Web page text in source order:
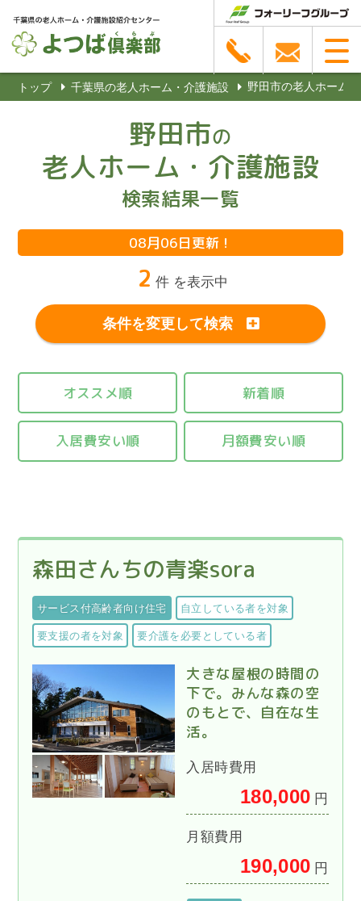
トップ 千葉県の老人ホーム・介護施設 野田市の老人ホーム
野田市の
老人ホーム・介護施設
検索結果一覧
08月06日更新！
2 件 を表示中
条件を変更して検索
オススメ順 新着順
入居費安い順 月額費安い順
森田さんちの青楽sora
サービス付高齢者向け住宅 自立している者を対象
要支援の者を対象 要介護を必要としている者
大きな屋根の時間の
下で。みんな森の空
のもとで、自在な生
活。
入居時費用
180,000 円
月額費用
190,000 円